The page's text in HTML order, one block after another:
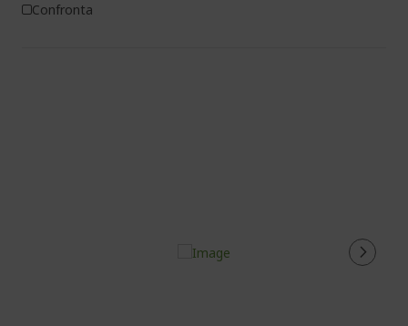
Confronta